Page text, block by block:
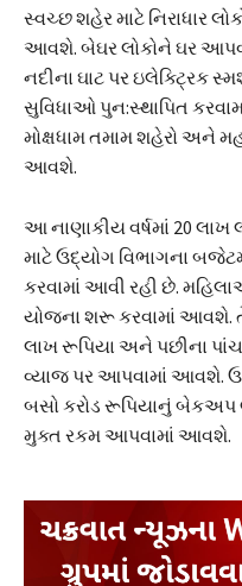
સ્વચ્છ શહેર માટે નિરાધાર
આવશે. બેઘર લોકોને ઘર
નદીના ઘાટ પર ઇલેક્ટ્રિક
સુવિધાઓ પુન:સ્થાપિત
મોક્ષધામ તમામ શહેરો અને
આવશે.
આ નાણાકીય વર્ષમાં 20
માટે ઉદ્યોગ વિભાગના
કરવામાં આવી રહી છે.
યોજના શરૂ કરવામાં આવશે.
લાખ રૂપિયા અને પછીના
વ્યાજ પર આપવામાં આવશે.
બસો કરોડ રૂપિયાનું
મુક્ત રકમ આપવામાં આવશે.